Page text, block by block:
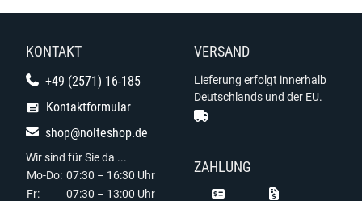
KONTAKT
+49 (2571) 16-185
Kontaktformular
shop@nolteshop.de
Wir sind für Sie da ...
Mo-Do: 07:30 – 16:30 Uhr
Fr:
07:30 – 13:00 Uhr
VERSAND
Lieferung erfolgt innerhalb
Deutschlands und der EU.
ZAHLUNG